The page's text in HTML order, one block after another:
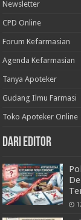
Newsletter
CPD Online
Forum Kefarmasian
Agenda Kefarmasian
Tanya Apoteker
Gudang Ilmu Farmasi
Toko Apoteker Online
Dari Editor